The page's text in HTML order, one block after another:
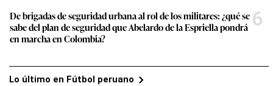
De brigadas de seguridad urbana al rol de los militares: ¿qué se
sabe del plan de seguridad que Abelardo de la Espriella pondrá
en marcha en Colombia?
6
Lo último en Fútbol peruano